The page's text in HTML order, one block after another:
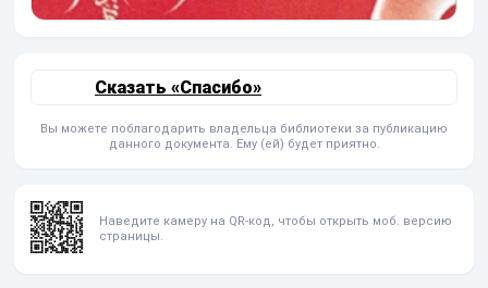
Сказать «Спасибо»
Вы можете поблагодарить владельца библиотеки за публикацию
данного документа. Ему (ей) будет приятно.
Наведите камеру на QR-код, чтобы открыть моб. версию
страницы.